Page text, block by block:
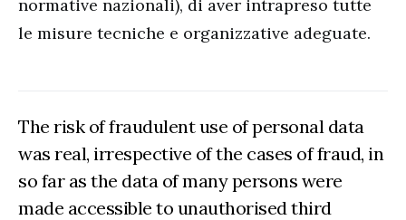
normative nazionali), di aver intrapreso tutte
le misure tecniche e organizzative adeguate.
The risk of fraudulent use of personal data
was real, irrespective of the cases of fraud, in
so far as the data of many persons were
made accessible to unauthorised third